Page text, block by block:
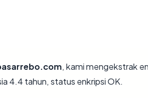
, kami mengekstrak
4.4 tahun, status enkripsi OK.